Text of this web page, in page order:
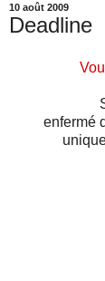
10 août 2009
Deadline
enfermé